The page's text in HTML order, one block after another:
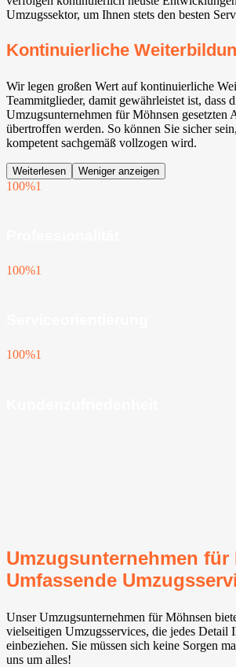
Umzugssektor, um Ihnen stets den besten
Kontinuierliche
Wir legen großen Wert auf kontinuierliche
Teammitglieder, damit gewährleistet ist, dass
Umzugsunternehmen für Möhnsen gesetzten
übertroffen werden. So können Sie sicher
kompetent sachgemäß vollzogen wird.
Weiterlesen Weniger anzeigen
100%1
100%1
100%1
Umzugsunternehmen für
Umfassende
Unser Umzugsunternehmen für Möhnsen
vielseitigen Umzugsservices, die jedes Detail
einbeziehen. Sie müssen sich keine Sorgen
uns um alles!